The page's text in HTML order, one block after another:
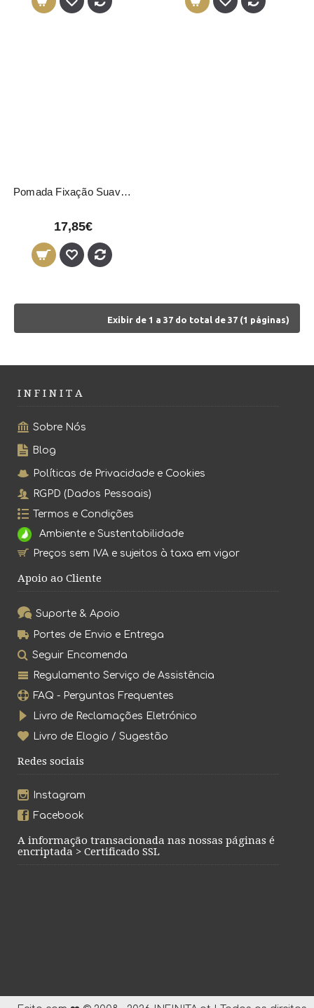
Pomada Fixação Suave Captain Cook 04867 Eurostil 200ml
17,85€
Exibir de 1 a 37 do total de 37 (1 páginas)
I N F I N I T A
Sobre Nós
Blog
Políticas de Privacidade e Cookies
RGPD (Dados Pessoais)
Termos e Condições
Ambiente e Sustentabilidade
Preços sem IVA e sujeitos à taxa em vigor
Apoio ao Cliente
Suporte & Apoio
Portes de Envio e Entrega
Seguir Encomenda
Regulamento Serviço de Assistência
FAQ - Perguntas Frequentes
Livro de Reclamações Eletrónico
Livro de Elogio / Sugestão
Redes sociais
Instagram
Facebook
A informação transacionada nas nossas páginas é
encriptada > Certificado SSL